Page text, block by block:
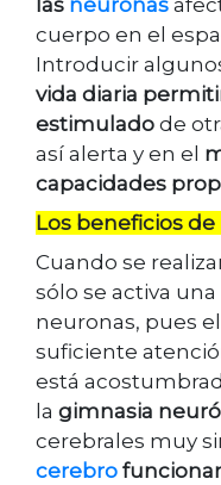
las neuronas
cuerpo en el
Introducir
vida diaria
estimulado de
así alerta y en el
capacidades
Los beneficios
Cuando se
sólo se activa
neuronas, pues
suficiente
está
la gimnasia
cerebrales muy
cerebro